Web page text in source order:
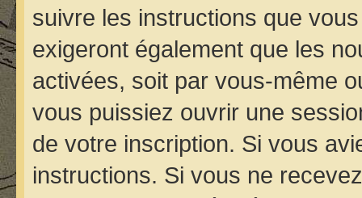
suivre les instructions que
exigeront également que les
activées, soit par vous-même
vous puissiez ouvrir une
de votre inscription. Si vous
instructions. Si vous ne